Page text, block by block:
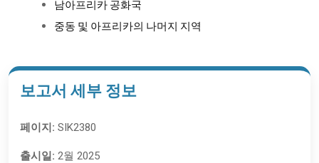
남아프리카 공화국
중동 및 아프리카의 나머지 지역
보고서 세부 정보
페이지: SIK2380
출시일: 2월 2025